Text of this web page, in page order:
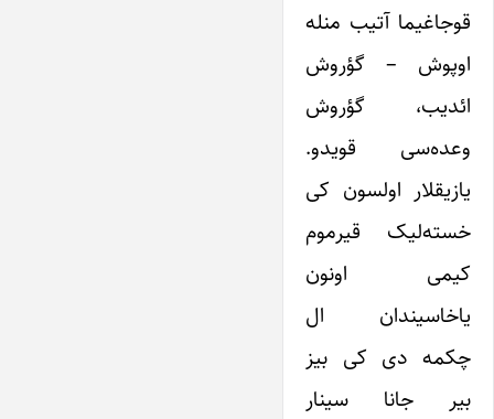
قوجاغیما آتیب منله
اوپوش – گؤروش
ائدیب، گؤروش
وعده‌سی قویدو.
یازیقلار اولسون کی
خسته‌لیک قیرموم
کیمی اونون
یاخاسیندان ال
چکمه دی کی بیز
بیر جانا سینار